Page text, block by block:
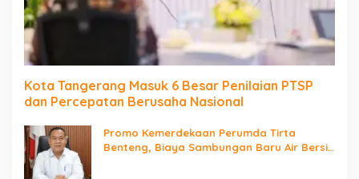
Kota Tangerang Masuk 6 Besar Penilaian PTSP
dan Percepatan Berusaha Nasional
Promo Kemerdekaan Perumda Tirta
Benteng, Biaya Sambungan Baru Air Bersih